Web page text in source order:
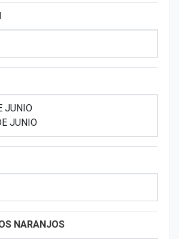
JUNIO
JUNIO
NARANJOS